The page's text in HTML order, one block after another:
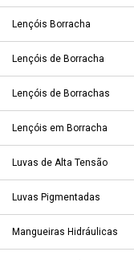
Lençóis Borracha
Lençóis de Borracha
Lençóis de Borrachas
Lençóis em Borracha
Luvas de Alta Tensão
Luvas Pigmentadas
Mangueiras Hidráulicas